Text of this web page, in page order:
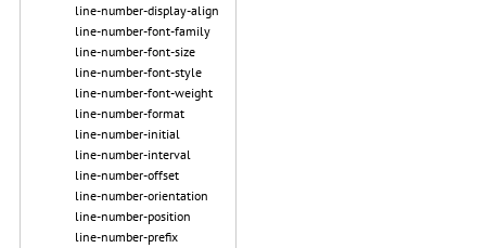
line-number-display-align
line-number-font-family
line-number-font-size
line-number-font-style
line-number-font-weight
line-number-format
line-number-initial
line-number-interval
line-number-offset
line-number-orientation
line-number-position
line-number-prefix